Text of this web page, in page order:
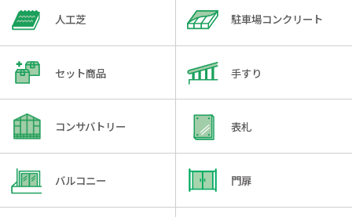
人工芝 駐車場コンクリート
セット商品 手すり
コンサバトリー 表札
バルコニー 門扉